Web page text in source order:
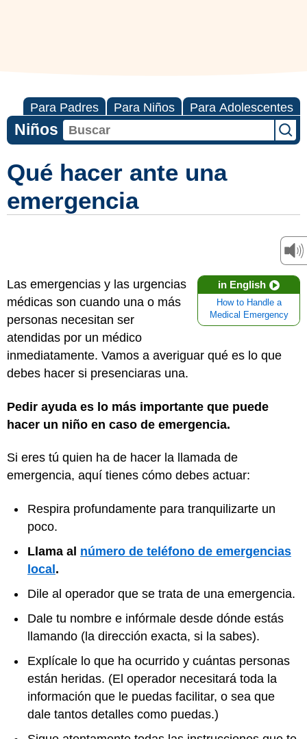
Para Padres Para Niños Para Adolescentes
Niños
Qué hacer ante una
emergencia
in English
How to Handle a
Medical Emergency
Las emergencias y las urgencias
médicas son cuando una o más
personas necesitan ser
atendidas por un médico
inmediatamente. Vamos a averiguar qué es lo que
debes hacer si presenciaras una.
Pedir ayuda es lo más importante que puede
hacer un niño en caso de emergencia.
Si eres tú quien ha de hacer la llamada de
emergencia, aquí tienes cómo debes actuar:
Respira profundamente para tranquilizarte un
poco.
Llama al número de teléfono de emergencias
local.
Dile al operador que se trata de una emergencia.
Dale tu nombre e infórmale desde dónde estás
llamando (la dirección exacta, si la sabes).
Explícale lo que ha ocurrido y cuántas personas
están heridas. (El operador necesitará toda la
información que le puedas facilitar, o sea que
dale tantos detalles como puedas.)